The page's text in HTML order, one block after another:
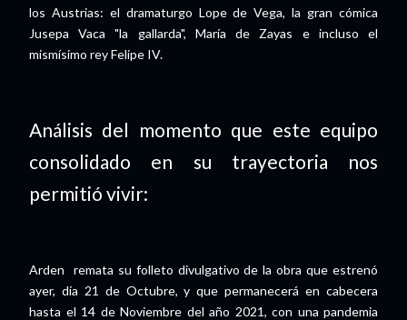
los Austrias: el dramaturgo Lope de Vega, la gran cómica
Jusepa Vaca "la gallarda", María de Zayas e incluso el
mismísimo rey Felipe IV.
Análisis del momento que este equipo
consolidado en su trayectoria nos
permitió vivir:
Arden remata su folleto divulgativo de la obra que estrenó
ayer, día 21 de Octubre, y que permanecerá en cabecera
hasta el 14 de Noviembre del año 2021, con una pandemia